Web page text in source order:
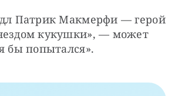
Патрик Макмерфи — герой
кукушки», — может
бы попытался».